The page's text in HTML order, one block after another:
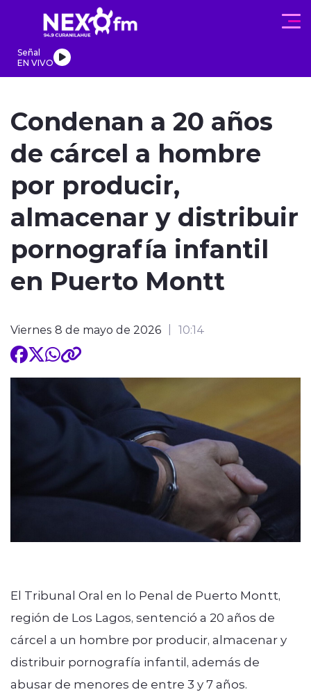
Click acá para ir directamente al contenido
Señal
EN VIVO
modo claro
Condenan a 20 años
de cárcel a hombre
por producir,
almacenar y distribuir
pornografía infantil
en Puerto Montt
Viernes 8 de mayo de 2026 10:14
El Tribunal Oral en lo Penal de Puerto Montt,
región de Los Lagos, sentenció a 20 años de
cárcel a un hombre por producir, almacenar y
distribuir pornografía infantil, además de
abusar de menores de entre 3 y 7 años.